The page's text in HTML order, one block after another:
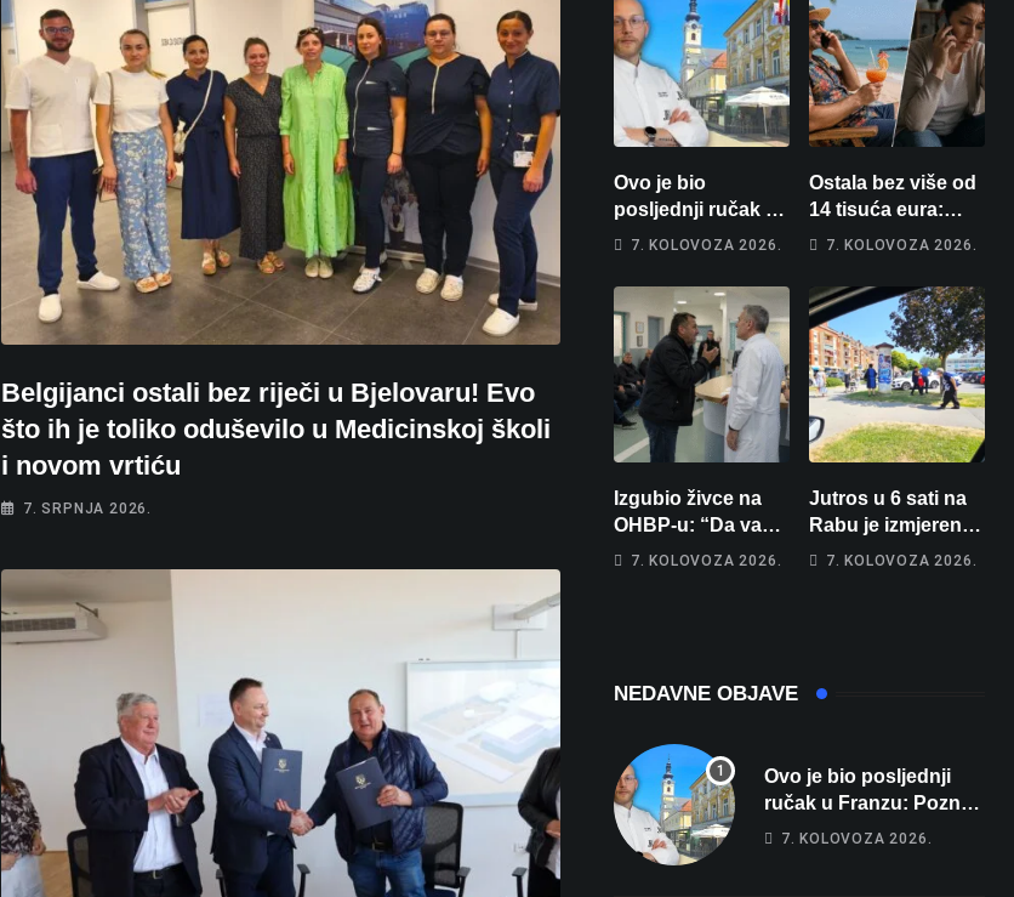
Belgijanci ostali bez riječi u Bjelovaru! Evo
što ih je toliko oduševilo u Medicinskoj školi
i novom vrtiću
7. SRPNJA 2026.
Ovo je bio
posljednji ručak u
Franzu: Poznati
povijest, a
Michelinov chef
sprema veliko
iznenađenje za
Bjelovar
7. KOLOVOZA 2026.
Ostala bez više od
14 tisuća eura:
Obećao joj auto za
zatim izmišljao
opravdanja
7. KOLOVOZA 2026.
Izgubio živce na
OHBP-u: “Da vam
pi… materina!”
7. KOLOVOZA 2026.
Jutros u 6 sati na
Rabu je izmjereno
31, u Bjelovaru
7. KOLOVOZA 2026.
NEDAVNE OBJAVE
Ovo je bio posljednji
ručak u Franzu: Poznati
restoran otišao u
7. KOLOVOZA 2026.